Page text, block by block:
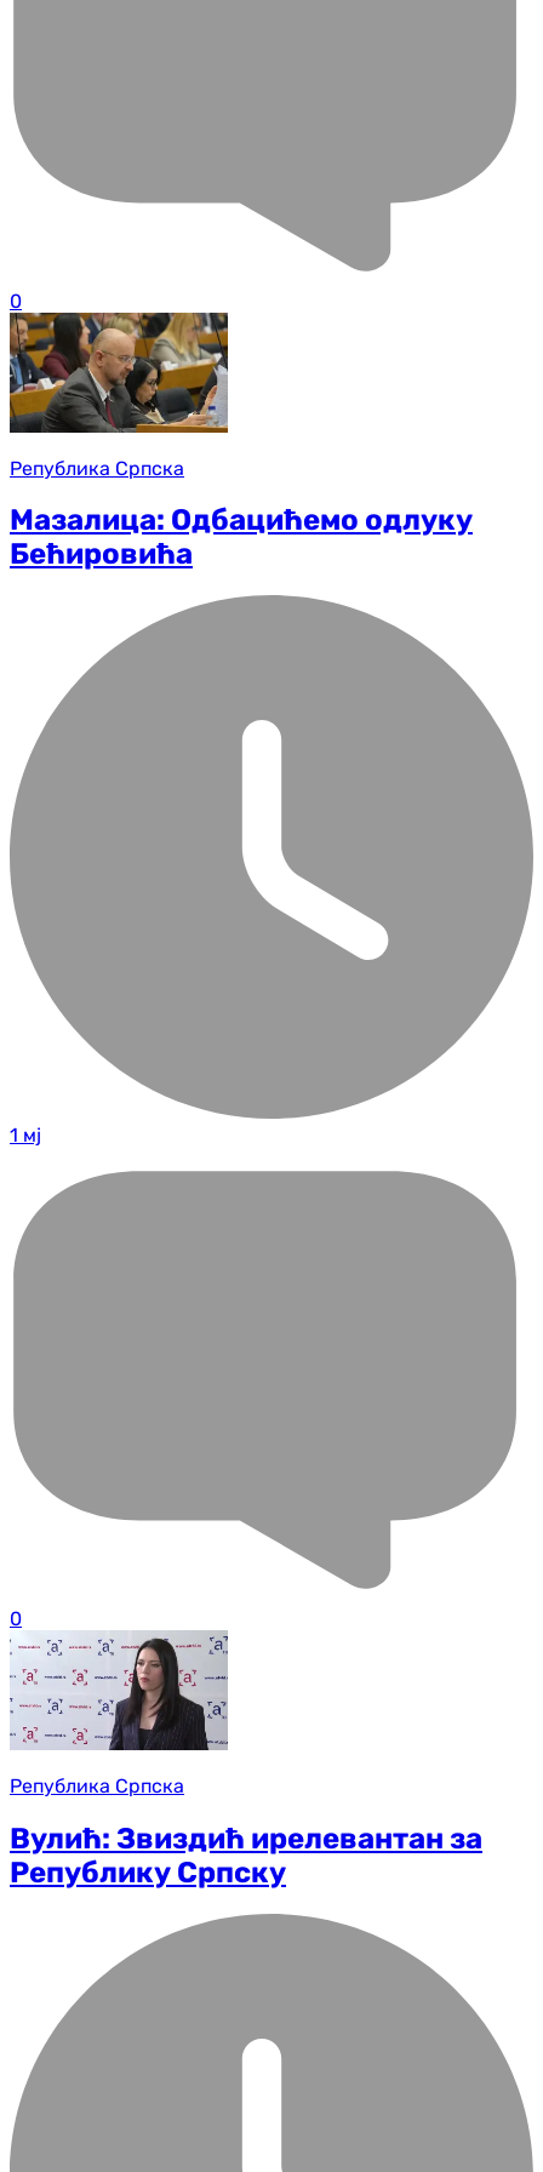
0
Република Српска
Мазалица: Одбацићемо одлуку
Бећировића
1 мј
0
Република Српска
Вулић: Звиздић ирелевантан за
Републику Српску